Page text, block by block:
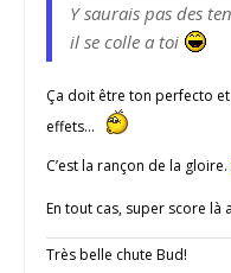
Y saurais pas des
il se colle a toi
Ça doit être ton perfecto
effets…
C’est la rançon de la gloire.
En tout cas, super score là
Très belle chute Bud!